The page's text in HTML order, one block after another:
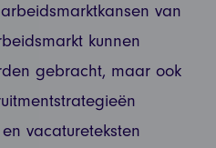
van
kunnen
gebracht, maar ook
vacatureteksten